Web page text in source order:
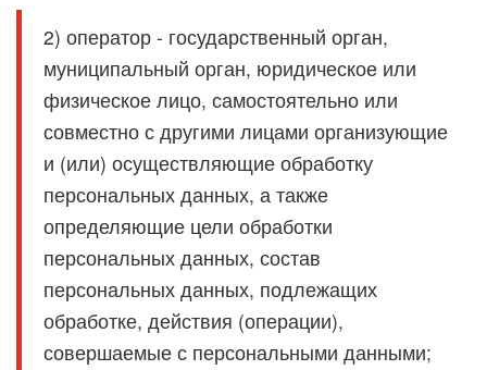
2) оператор - государственный орган,
муниципальный орган, юридическое или
физическое лицо, самостоятельно или
совместно с другими лицами организующие
и (или) осуществляющие обработку
персональных данных, а также
определяющие цели обработки
персональных данных, состав
персональных данных, подлежащих
обработке, действия (операции),
совершаемые с персональными данными;